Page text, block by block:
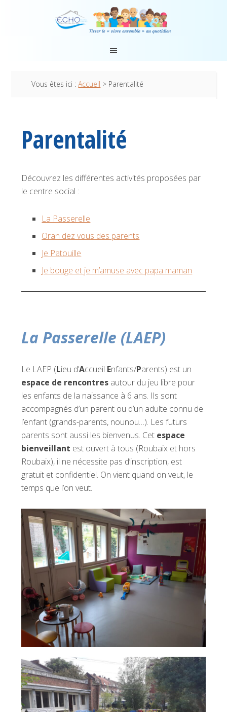
Vous êtes ici :Accueil > Parentalité
Parentalité
Découvrez les différentes activités proposées par
le centre social :
La Passerelle
Oran dez vous des parents
Je Patouille
Je bouge et je m’amuse avec papa maman
La Passerelle (LAEP)
Le LAEP (Lieu d’Accueil Enfants/Parents) est un
espace de rencontres autour du jeu libre pour
les enfants de la naissance à 6 ans. Ils sont
accompagnés d’un parent ou d’un adulte connu de
l’enfant (grands-parents, nounou…). Les futurs
parents sont aussi les bienvenus. Cet espace
bienveillant est ouvert à tous (Roubaix et hors
Roubaix), il ne nécessite pas d’inscription, est
gratuit et confidentiel. On vient quand on veut, le
temps que l’on veut.